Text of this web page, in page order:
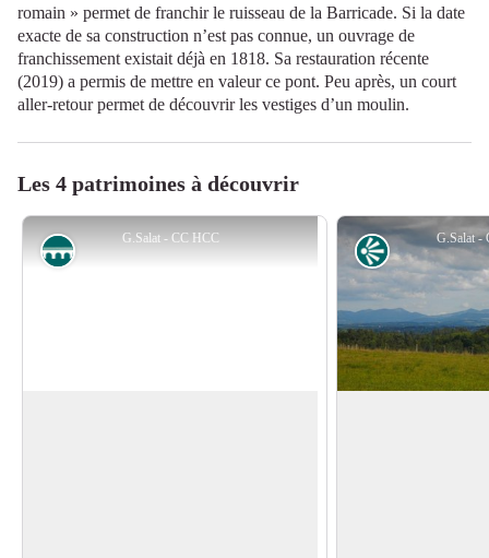
romain » permet de franchir le ruisseau de la Barricade. Si la date
exacte de sa construction n’est pas connue, un ouvrage de
franchissement existait déjà en 1818. Sa restauration récente
(2019) a permis de mettre en valeur ce pont. Peu après, un court
aller-retour permet de découvrir les vestiges d’un moulin.
Les 4 patrimoines à découvrir
G.Salat - CC HCC
Ouvrage
G.Salat -
Point de vue